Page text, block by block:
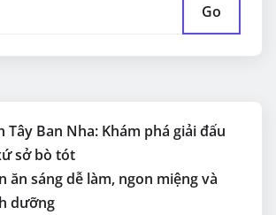
Go
Tây Ban Nha: Khám phá giải đấu
sở bò tót
ăn sáng dễ làm, ngon miệng và
dưỡng